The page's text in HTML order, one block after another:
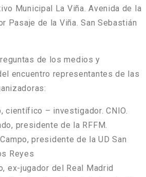
Municipal La Viña. Avenida de la
Pasaje de la Viña. San Sebastián
de los medios y
encuentro representantes de las
científico – investigador. CNIO.
presidente de la RFFM.
presidente de la UD San
Reyes
ex-jugador del Real Madrid